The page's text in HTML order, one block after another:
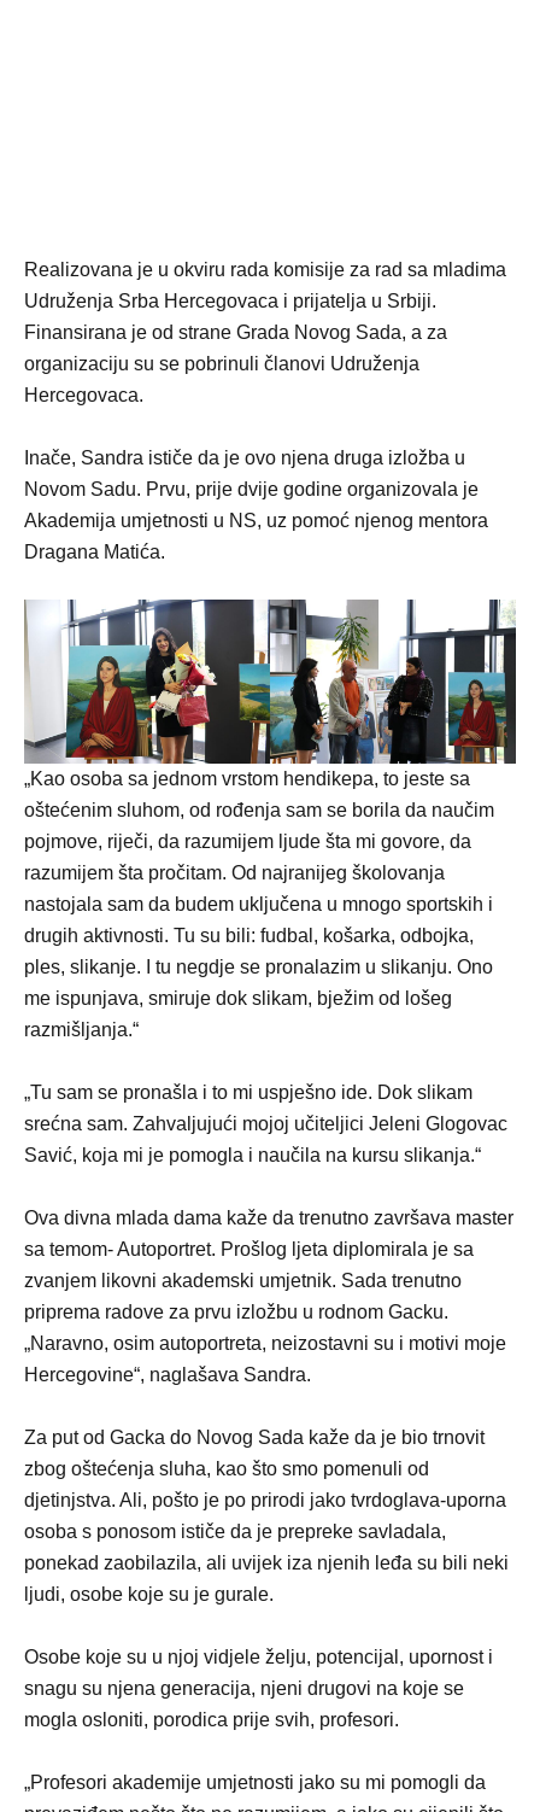
Realizovana je u okviru rada komisije za rad sa mladima
Udruženja Srba Hercegovaca i prijatelja u Srbiji.
Finansirana je od strane Grada Novog Sada, a za
organizaciju su se pobrinuli članovi Udruženja
Hercegovaca.
Inače, Sandra ističe da je ovo njena druga izložba u
Novom Sadu. Prvu, prije dvije godine organizovala je
Akademija umjetnosti u NS, uz pomoć njenog mentora
Dragana Matića.
„Kao osoba sa jednom vrstom hendikepa, to jeste sa
oštećenim sluhom, od rođenja sam se borila da naučim
pojmove, riječi, da razumijem ljude šta mi govore, da
razumijem šta pročitam. Od najranijeg školovanja
nastojala sam da budem uključena u mnogo sportskih i
drugih aktivnosti. Tu su bili: fudbal, košarka, odbojka,
ples, slikanje. I tu negdje se pronalazim u slikanju. Ono
me ispunjava, smiruje dok slikam, bježim od lošeg
razmišljanja.“
„Tu sam se pronašla i to mi uspješno ide. Dok slikam
srećna sam. Zahvaljujući mojoj učiteljici Jeleni Glogovac
Savić, koja mi je pomogla i naučila na kursu slikanja.“
Ova divna mlada dama kaže da trenutno završava master
sa temom- Autoportret. Prošlog ljeta diplomirala je sa
zvanjem likovni akademski umjetnik. Sada trenutno
priprema radove za prvu izložbu u rodnom Gacku.
„Naravno, osim autoportreta, neizostavni su i motivi moje
Hercegovine“, naglašava Sandra.
Za put od Gacka do Novog Sada kaže da je bio trnovit
zbog oštećenja sluha, kao što smo pomenuli od
djetinjstva. Ali, pošto je po prirodi jako tvrdoglava-uporna
osoba s ponosom ističe da je prepreke savladala,
ponekad zaobilazila, ali uvijek iza njenih leđa su bili neki
ljudi, osobe koje su je gurale.
Osobe koje su u njoj vidjele želju, potencijal, upornost i
snagu su njena generacija, njeni drugovi na koje se
mogla osloniti, porodica prije svih, profesori.
„Profesori akademije umjetnosti jako su mi pomogli da